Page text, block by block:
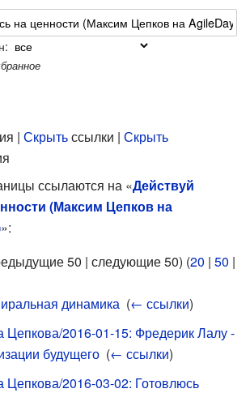
| Скрытьссылки | Скрыть
ссылаются на «Действуй
(Максим Цепков на
»:
50 | следующие 50) (20 | 50 |
динамика (← ссылки)
Цепкова/2016-01-15: Фредерик Лалу -
будущего (← ссылки)
Цепкова/2016-03-02: Готовлюсь